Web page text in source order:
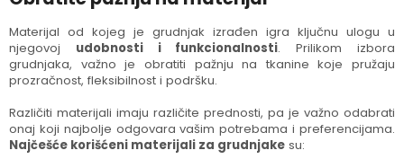
Materijal od kojeg je grudnjak izrađen igra ključnu ulogu u
njegovoj udobnosti i funkcionalnosti. Prilikom izbora
grudnjaka, važno je obratiti pažnju na tkanine koje pružaju
prozračnost, fleksibilnost i podršku.
Različiti materijali imaju različite prednosti, pa je važno odabrati
onaj koji najbolje odgovara vašim potrebama i preferencijama.
Najčešće korišćeni materijali za grudnjake su: